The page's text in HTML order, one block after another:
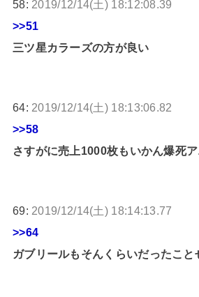
58: 2019/12/14(土) 18:12:08.39
>>51
三ツ星カラーズの方が良い
64: 2019/12/14(土) 18:13:06.82
>>58
さすがに売上1000枚もいかん爆死
69: 2019/12/14(土) 18:14:13.77
>>64
ガブリールもそんくらいだったこと